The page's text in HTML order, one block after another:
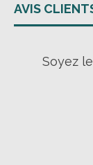
AVIS
Soyez